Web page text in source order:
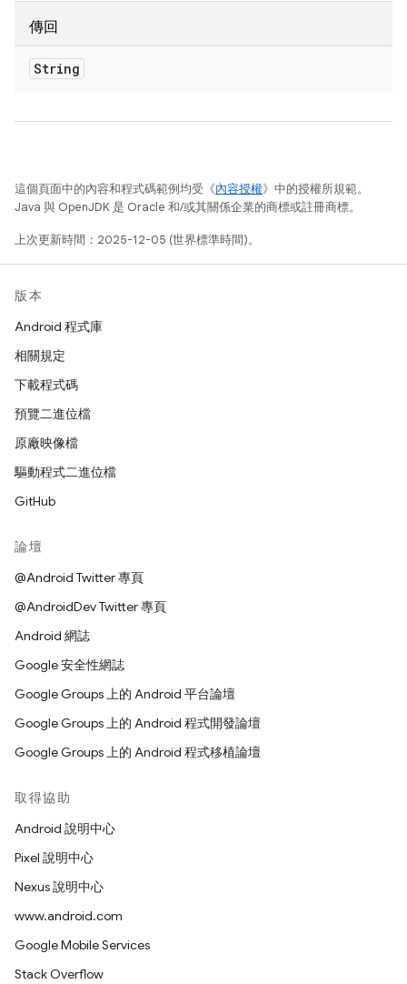
傳回
String
這個頁面中的內容和程式碼範例均受《內容授權》中的授權所規範。
Java 與 OpenJDK 是 Oracle 和/或其關係企業的商標或註冊商標。
上次更新時間：2025-12-05 (世界標準時間)。
版本
Android 程式庫
相關規定
下載程式碼
預覽二進位檔
原廠映像檔
驅動程式二進位檔
GitHub
論壇
@Android Twitter 專頁
@AndroidDev Twitter 專頁
Android 網誌
Google 安全性網誌
Google Groups 上的 Android 平台論壇
Google Groups 上的 Android 程式開發論壇
Google Groups 上的 Android 程式移植論壇
取得協助
Android 說明中心
Pixel 說明中心
Nexus 說明中心
www.android.com
Google Mobile Services
Stack Overflow